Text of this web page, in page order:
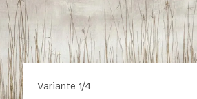
Variante 1/4